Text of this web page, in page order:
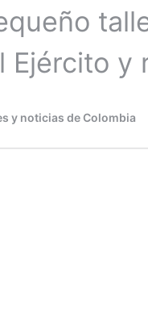
Ejército
y noticias de Colombia